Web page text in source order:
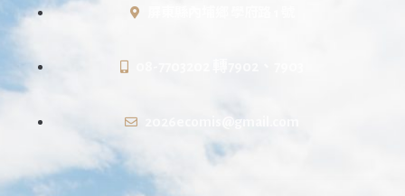
2026ecomis@gmail.com